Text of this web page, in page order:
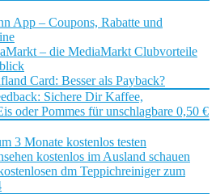
App – Coupons, Rabatte und
– die MediaMarkt Clubvorteile
Card: Besser als Payback?
Sichere Dir Kaffee,
oder Pommes für unschlagbare 0,50 €
3 Monate kostenlos testen
kostenlos im Ausland schauen
dm Teppichreiniger zum